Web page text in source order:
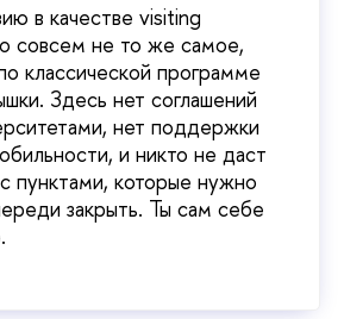
в качестве visiting
совсем не то же самое,
классической программе
Здесь нет соглашений
нет поддержки
и никто не даст
пунктами, которые нужно
закрыть. Ты сам себе